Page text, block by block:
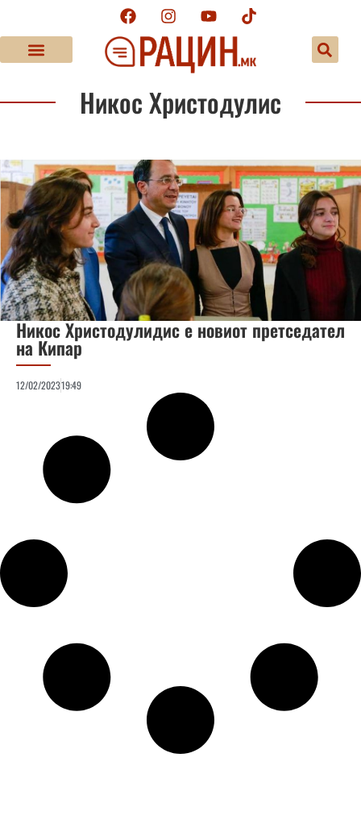
Никос Христодулис
Никос Христодулидис е новиот претседател
на Кипар
12/02/202319:49